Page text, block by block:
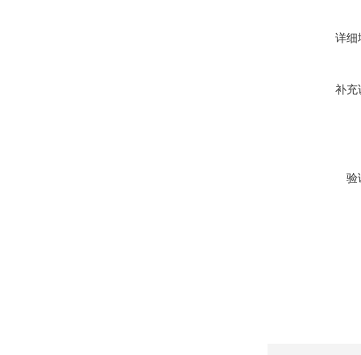
详细
补充
验